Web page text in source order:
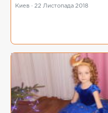
Киев · 22 Листопада 2018